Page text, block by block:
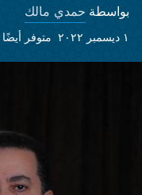
بواسطة حمدي مالك
١ ديسمبر ٢٠٢٢ متوفر أيضًا